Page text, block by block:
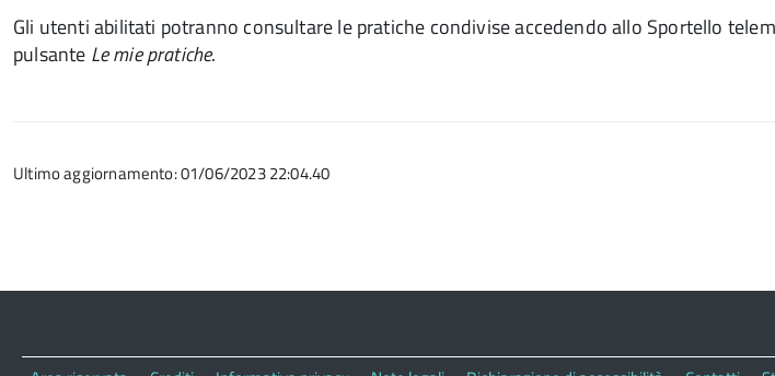
Gli utenti abilitati potranno consultare le pratiche condivise accedendo allo Sportello
pulsante Le mie pratiche.
Ultimo aggiornamento: 01/06/2023 22:04.40